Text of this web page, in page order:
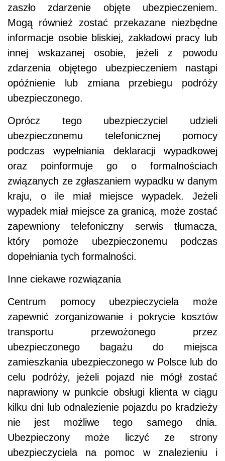
zaszło zdarzenie objęte ubezpieczeniem.
Mogą również zostać przekazane niezbędne
informacje osobie bliskiej, zakładowi pracy lub
innej wskazanej osobie, jeżeli z powodu
zdarzenia objętego ubezpieczeniem nastąpi
opóźnienie lub zmiana przebiegu podróży
ubezpieczonego.
Oprócz tego ubezpieczyciel udzieli
ubezpieczonemu telefonicznej pomocy
podczas wypełniania deklaracji wypadkowej
oraz poinformuje go o formalnościach
związanych ze zgłaszaniem wypadku w danym
kraju, o ile miał miejsce wypadek. Jeżeli
wypadek miał miejsce za granicą, może zostać
zapewniony telefoniczny serwis tłumacza,
który pomoże ubezpieczonemu podczas
dopełniania tych formalności.
Inne ciekawe rozwiązania
Centrum pomocy ubezpieczyciela może
zapewnić zorganizowanie i pokrycie kosztów
transportu przewożonego przez
ubezpieczonego bagażu do miejsca
zamieszkania ubezpieczonego w Polsce lub do
celu podróży, jeżeli pojazd nie mógł zostać
naprawiony w punkcie obsługi klienta w ciągu
kilku dni lub odnalezienie pojazdu po kradzieży
nie jest możliwe tego samego dnia.
Ubezpieczony może liczyć ze strony
ubezpieczyciela na pomoc w znalezieniu i